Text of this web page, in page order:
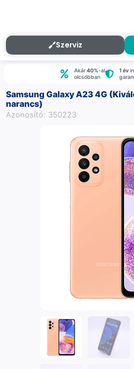
Szerviz
Akár40%-al
olcsóbban
1 év
Samsung Galaxy A23 4G
narancs)
Azonosító: 350223